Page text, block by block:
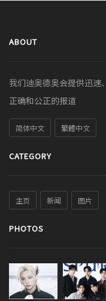
ABOUT
我们迪奥德奥会提供迅速、
正确和公正的报道
简体中文 繁體中文
CATEGORY
主页 新闻 图片
PHOTOS